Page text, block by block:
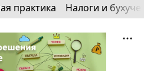
практика Налоги и